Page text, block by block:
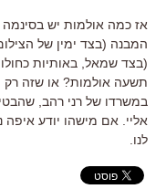
אז כמה אולמות יש
תשעה אולמות? או שזה רק
במשרדו של רני רהב,
אליי. אם מישהו יודע
לנו.